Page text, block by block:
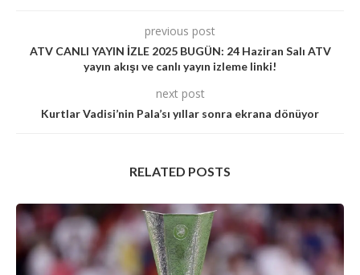
previous post
ATV CANLI YAYIN İZLE 2025 BUGÜN: 24 Haziran Salı ATV
yayın akışı ve canlı yayın izleme linki!
next post
Kurtlar Vadisi’nin Pala’sı yıllar sonra ekrana dönüyor
RELATED POSTS